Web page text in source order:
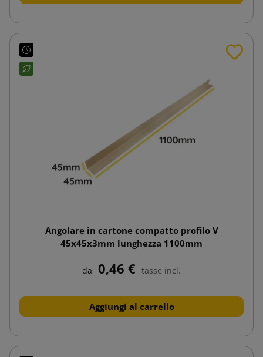
Angolare in cartone compatto profilo V
45x45x3mm lunghezza 1100mm
da 0,46 € tasse incl.
Aggiungi al carrello